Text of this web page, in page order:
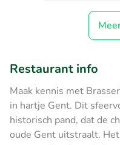
Restaurant info
Maak kennis met
in hartje Gent. Dit
historisch pand, dat de
oude Gent uitstraalt.